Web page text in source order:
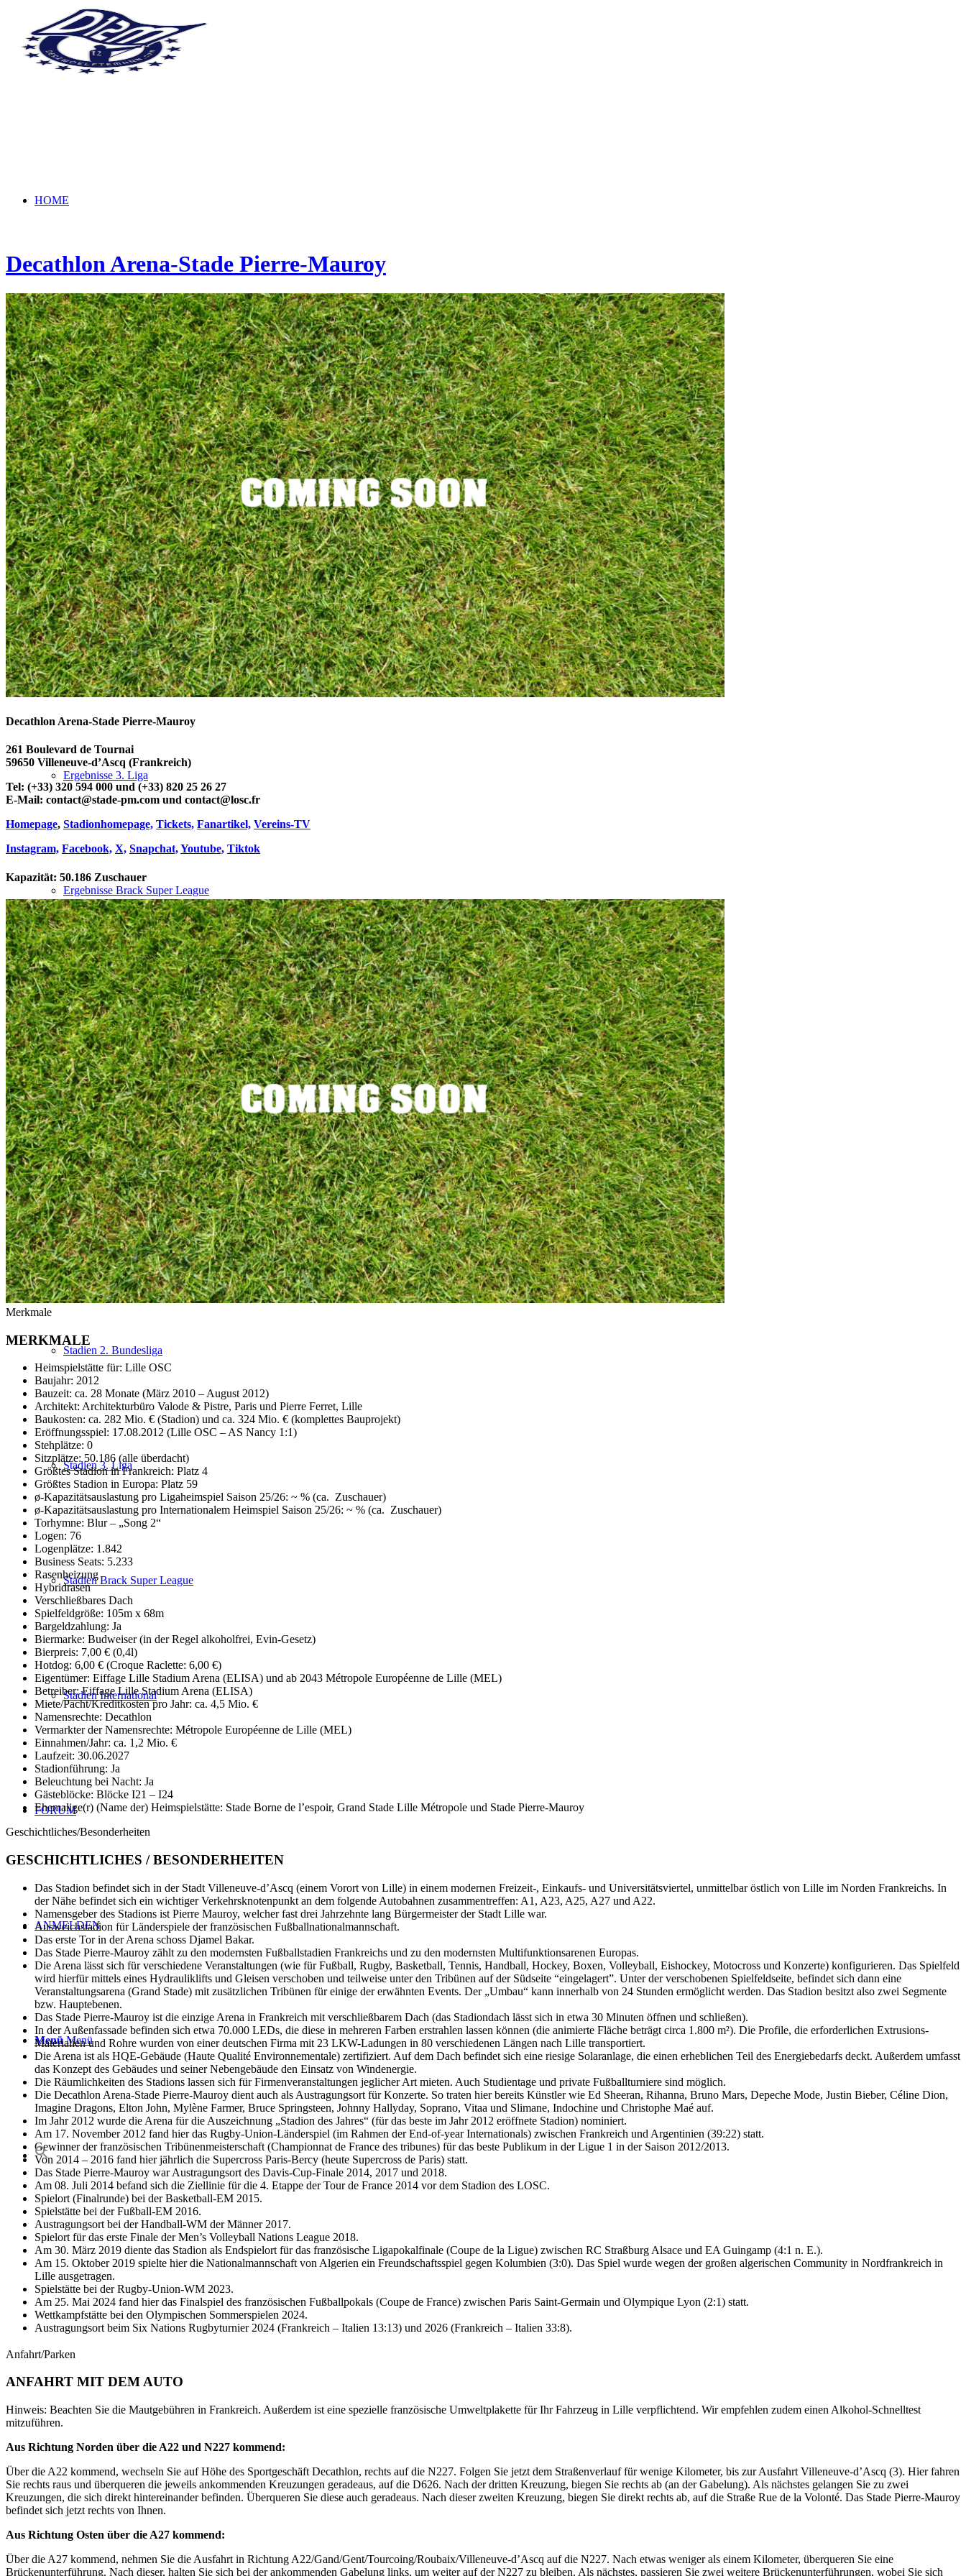
HOME
NEWS
ERGEBNISSE
Ergebnisse 1. Bundesliga
Ergebnisse 2. Bundesliga
Ergebnisse 3. Liga
Ergebnisse Brack Super League
LOUNGE
STADIEN & REISEFÜHRER
Stadien 1. Bundesliga
Stadien 2. Bundesliga
Stadien 3. Liga
Stadien Brack Super League
Stadien International
FORUM
ANMELDEN
Menü Menü
Decathlon Arena-Stade Pierre-Mauroy
Decathlon Arena-Stade Pierre-Mauroy
261 Boulevard de Tournai
59650 Villeneuve-d’Ascq (Frankreich)
Tel: (+33) 320 594 000 und (+33) 820 25 26 27
E-Mail: contact@stade-pm.com und contact@losc.fr
Homepage, Stadionhomepage, Tickets, Fanartikel, Vereins-TV
Instagram, Facebook, X, Snapchat,Youtube, Tiktok
Kapazität: 50.186 Zuschauer
Merkmale
MERKMALE
Heimspielstätte für: Lille OSC
Baujahr: 2012
Bauzeit: ca. 28 Monate (März 2010 – August 2012)
Architekt: Architekturbüro Valode & Pistre, Paris und Pierre Ferret, Lille
Baukosten: ca. 282 Mio. € (Stadion) und ca. 324 Mio. € (komplettes Bauprojekt)
Eröffnungsspiel: 17.08.2012 (Lille OSC – AS Nancy 1:1)
Stehplätze: 0
Sitzplätze: 50.186 (alle überdacht)
Größtes Stadion in Frankreich: Platz 4
Größtes Stadion in Europa: Platz 59
ø-Kapazitätsauslastung pro Ligaheimspiel Saison 25/26: ~ % (ca. Zuschauer)
ø-Kapazitätsauslastung pro Internationalem Heimspiel Saison 25/26: ~ % (ca. Zuschauer)
Torhymne: Blur – „Song 2“
Logen: 76
Logenplätze: 1.842
Business Seats: 5.233
Rasenheizung
Hybridrasen
Verschließbares Dach
Spielfeldgröße: 105m x 68m
Bargeldzahlung: Ja
Biermarke: Budweiser (in der Regel alkoholfrei, Evin-Gesetz)
Bierpreis: 7,00 € (0,4l)
Hotdog: 6,00 € (Croque Raclette: 6,00 €)
Eigentümer: Eiffage Lille Stadium Arena (ELISA) und ab 2043 Métropole Européenne de Lille (MEL)
Betreiber: Eiffage Lille Stadium Arena (ELISA)
Miete/Pacht/Kreditkosten pro Jahr: ca. 4,5 Mio. €
Namensrechte: Decathlon
Vermarkter der Namensrechte: Métropole Européenne de Lille (MEL)
Einnahmen/Jahr: ca. 1,2 Mio. €
Laufzeit: 30.06.2027
Stadionführung: Ja
Beleuchtung bei Nacht: Ja
Gästeblöcke: Blöcke I21 – I24
Ehemalige(r) (Name der) Heimspielstätte: Stade Borne de l’espoir, Grand Stade Lille Métropole und Stade Pierre-Mauroy
Geschichtliches/Besonderheiten
GESCHICHTLICHES / BESONDERHEITEN
Das Stadion befindet sich in der Stadt Villeneuve-d’Ascq (einem Vorort von Lille) in einem modernen Freizeit-, Einkaufs- und Universitätsviertel, unmittelbar östlich von Lille im Norden Frankreichs. In
der Nähe befindet sich ein wichtiger Verkehrsknotenpunkt an dem folgende Autobahnen zusammentreffen: A1, A23, A25, A27 und A22.
Namensgeber des Stadions ist Pierre Mauroy, welcher fast drei Jahrzehnte lang Bürgermeister der Stadt Lille war.
Ausweichstadion für Länderspiele der französischen Fußballnationalmannschaft.
Das erste Tor in der Arena schoss Djamel Bakar.
Das Stade Pierre-Mauroy zählt zu den modernsten Fußballstadien Frankreichs und zu den modernsten Multifunktionsarenen Europas.
Die Arena lässt sich für verschiedene Veranstaltungen (wie für Fußball, Rugby, Basketball, Tennis, Handball, Hockey, Boxen, Volleyball, Eishockey, Motocross und Konzerte) konfigurieren. Das Spielfeld
wird hierfür mittels eines Hydrauliklifts und Gleisen verschoben und teilweise unter den Tribünen auf der Südseite “eingelagert”. Unter der verschobenen Spielfeldseite, befindet sich dann eine
Veranstaltungsarena (Grand Stade) mit zusätzlichen Tribünen für einige der erwähnten Events. Der „Umbau“ kann innerhalb von 24 Stunden ermöglicht werden. Das Stadion besitzt also zwei Segmente
bzw. Hauptebenen.
Das Stade Pierre-Mauroy ist die einzige Arena in Frankreich mit verschließbarem Dach (das Stadiondach lässt sich in etwa 30 Minuten öffnen und schließen).
In der Außenfassade befinden sich etwa 70.000 LEDs, die diese in mehreren Farben erstrahlen lassen können (die animierte Fläche beträgt circa 1.800 m²). Die Profile, die erforderlichen Extrusions-
Materialien und Rohre wurden von einer deutschen Firma mit 23 LKW-Ladungen in 80 verschiedenen Längen nach Lille transportiert.
Die Arena ist als HQE-Gebäude (Haute Qualité Environnementale) zertifiziert. Auf dem Dach befindet sich eine riesige Solaranlage, die einen erheblichen Teil des Energiebedarfs deckt. Außerdem umfasst
das Konzept des Gebäudes und seiner Nebengebäude den Einsatz von Windenergie.
Die Räumlichkeiten des Stadions lassen sich für Firmenveranstaltungen jeglicher Art mieten. Auch Studientage und private Fußballturniere sind möglich.
Die Decathlon Arena-Stade Pierre-Mauroy dient auch als Austragungsort für Konzerte. So traten hier bereits Künstler wie Ed Sheeran, Rihanna, Bruno Mars, Depeche Mode, Justin Bieber, Céline Dion,
Imagine Dragons, Elton John, Mylène Farmer, Bruce Springsteen, Johnny Hallyday, Soprano, Vitaa und Slimane, Indochine und Christophe Maé auf.
Im Jahr 2012 wurde die Arena für die Auszeichnung „Stadion des Jahres“ (für das beste im Jahr 2012 eröffnete Stadion) nominiert.
Am 17. November 2012 fand hier das Rugby-Union-Länderspiel (im Rahmen der End-of-year Internationals) zwischen Frankreich und Argentinien (39:22) statt.
Gewinner der französischen Tribünenmeisterschaft (Championnat de France des tribunes) für das beste Publikum in der Ligue 1 in der Saison 2012/2013.
Von 2014 – 2016 fand hier jährlich die Supercross Paris-Bercy (heute Supercross de Paris) statt.
Das Stade Pierre-Mauroy war Austragungsort des Davis-Cup-Finale 2014, 2017 und 2018.
Am 08. Juli 2014 befand sich die Ziellinie für die 4. Etappe der Tour de France 2014 vor dem Stadion des LOSC.
Spielort (Finalrunde) bei der Basketball-EM 2015.
Spielstätte bei der Fußball-EM 2016.
Austragungsort bei der Handball-WM der Männer 2017.
Spielort für das erste Finale der Men’s Volleyball Nations League 2018.
Am 30. März 2019 diente das Stadion als Endspielort für das französische Ligapokalfinale (Coupe de la Ligue) zwischen RC Straßburg Alsace und EA Guingamp (4:1 n. E.).
Am 15. Oktober 2019 spielte hier die Nationalmannschaft von Algerien ein Freundschaftsspiel gegen Kolumbien (3:0). Das Spiel wurde wegen der großen algerischen Community in Nordfrankreich in
Lille ausgetragen.
Spielstätte bei der Rugby-Union-WM 2023.
Am 25. Mai 2024 fand hier das Finalspiel des französischen Fußballpokals (Coupe de France) zwischen Paris Saint-Germain und Olympique Lyon (2:1) statt.
Wettkampfstätte bei den Olympischen Sommerspielen 2024.
Austragungsort beim Six Nations Rugbyturnier 2024 (Frankreich – Italien 13:13) und 2026 (Frankreich – Italien 33:8).
Anfahrt/Parken
ANFAHRT MIT DEM AUTO
Hinweis: Beachten Sie die Mautgebühren in Frankreich. Außerdem ist eine spezielle französische Umweltplakette für Ihr Fahrzeug in Lille verpflichtend. Wir empfehlen zudem einen Alkohol-Schnelltest
mitzuführen.
Aus Richtung Norden über die A22 und N227 kommend:
Über die A22 kommend, wechseln Sie auf Höhe des Sportgeschäft Decathlon, rechts auf die N227. Folgen Sie jetzt dem Straßenverlauf für wenige Kilometer, bis zur Ausfahrt Villeneuve-d’Ascq (3). Hier fahren
Sie rechts raus und überqueren die jeweils ankommenden Kreuzungen geradeaus, auf die D626. Nach der dritten Kreuzung, biegen Sie rechts ab (an der Gabelung). Als nächstes gelangen Sie zu zwei
Kreuzungen, die sich direkt hintereinander befinden. Überqueren Sie diese auch geradeaus. Nach dieser zweiten Kreuzung, biegen Sie direkt rechts ab, auf die Straße Rue de la Volonté. Das Stade Pierre-Mauroy
befindet sich jetzt rechts von Ihnen.
Aus Richtung Osten über die A27 kommend:
Über die A27 kommend, nehmen Sie die Ausfahrt in Richtung A22/Gand/Gent/Tourcoing/Roubaix/Villeneuve-d’Ascq auf die N227. Nach etwas weniger als einem Kilometer, überqueren Sie eine
Brückenunterführung. Nach dieser, halten Sie sich bei der ankommenden Gabelung links, um weiter auf der N227 zu bleiben. Als nächstes, passieren Sie zwei weitere Brückenunterführungen, wobei Sie sich